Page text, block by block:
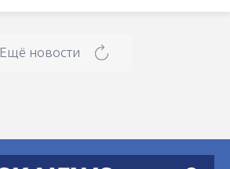
Ещё новости